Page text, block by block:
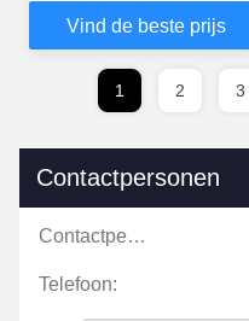
Vind de beste prijs
1 2 3
Contactpersonen
Contactpersonen:
Telefoon: